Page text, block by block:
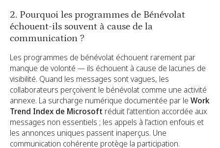
2. Pourquoi les programmes de Bénévolat
échouent-ils souvent à cause de la
communication ?
Les programmes de bénévolat échouent rarement par
manque de volonté — ils échouent à cause de lacunes de
visibilité. Quand les messages sont vagues, les
collaborateurs perçoivent le bénévolat comme une activité
annexe. La surcharge numérique documentée par le Work
Trend Index de Microsoft réduit l'attention accordée aux
messages non essentiels ; les appels à l'action enfouis et
les annonces uniques passent inaperçus. Une
communication cohérente protège la participation.